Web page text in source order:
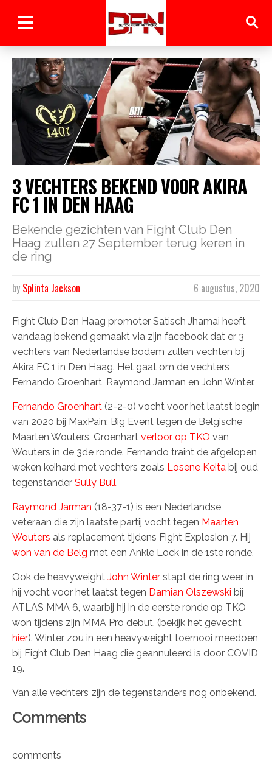
3 VECHTERS BEKEND VOOR AKIRA
FC 1 IN DEN HAAG
Bekende gezichten van Fight Club Den
Haag zullen 27 September terug keren in
de ring
6 augustus, 2020
by Splinta Jackson
Fight Club Den Haag promoter Satisch Jhamai heeft
vandaag bekend gemaakt via zijn facebook dat er 3
vechters van Nederlandse bodem zullen vechten bij
Akira FC 1 in Den Haag. Het gaat om de vechters
Fernando Groenhart, Raymond Jarman en John Winter.
Fernando Groenhart (2-2-0) vocht voor het laatst begin
van 2020 bij MaxPain: Big Event tegen de Belgische
Maarten Wouters. Groenhart verloor op TKO van
Wouters in de 3de ronde. Fernando traint de afgelopen
weken keihard met vechters zoals Losene Keita bij oud
tegenstander Sully Bull.
Raymond Jarman (18-37-1) is een Nederlandse
veteraan die zijn laatste partij vocht tegen Maarten
Wouters als replacement tijdens Fight Explosion 7. Hij
won van de Belg met een Ankle Lock in de 1ste ronde.
Ook de heavyweight John Winter stapt de ring weer in,
hij vocht voor het laatst tegen Damian Olszewski bij
ATLAS MMA 6, waarbij hij in de eerste ronde op TKO
won tijdens zijn MMA Pro debut. (bekijk het gevecht
hier). Winter zou in een heavyweight toernooi meedoen
bij Fight Club Den Haag die geannuleerd is door COVID
19.
Van alle vechters zijn de tegenstanders nog onbekend.
Comments
comments